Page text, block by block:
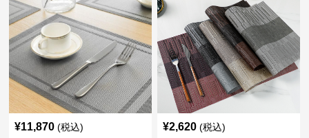
¥11,870 (税込) ¥2,620 (税込)